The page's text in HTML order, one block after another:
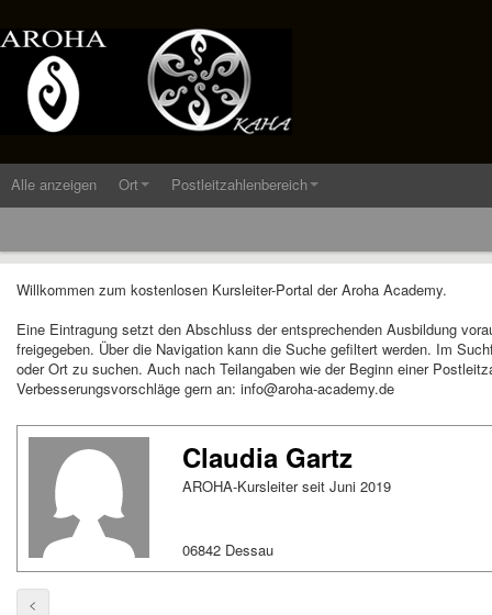
Alle anzeigen Ort Postleitzahlenbereich
Willkommen zum kostenlosen Kursleiter-Portal der Aroha Academy.
Eine Eintragung setzt den Abschluss der entsprechenden Ausbildung
freigegeben. Über die Navigation kann die Suche gefiltert werden. Im
oder Ort zu suchen. Auch nach Teilangaben wie der Beginn einer
Verbesserungsvorschläge gern an: info@aroha-academy.de
Claudia Gartz
AROHA-Kursleiter seit Juni 2019
06842 Dessau
<